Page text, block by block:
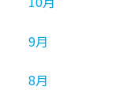
9月
8月